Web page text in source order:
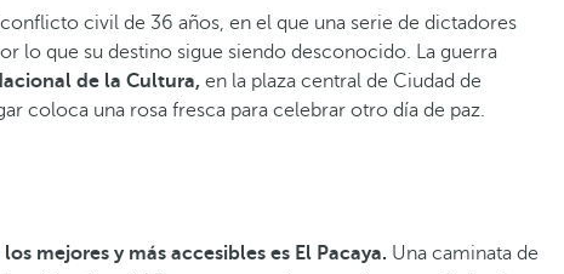
civil de 36 años, en el que una serie de dictadores
lo que su destino sigue siendo desconocido. La guerra
de la Cultura, en la plaza central de Ciudad de
coloca una rosa fresca para celebrar otro día de paz.
mejores y más accesibles es El Pacaya. Una caminata de